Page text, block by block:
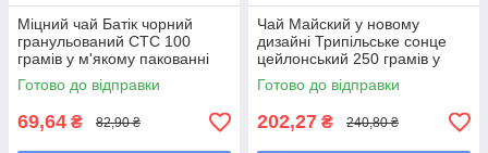
Міцний чай Батік чорний
гранульований СТС 100
грамів у м'якому пакованні
Готово до відправки
69,64 ₴ 82,90 ₴
Чай Майский у новому
дизайні Трипільське сонце
цейлонський 250 грамів у
м'якій упаковці
Готово до відправки
202,27 ₴ 240,80 ₴